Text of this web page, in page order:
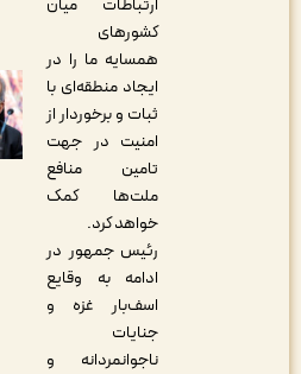
کشورهای
همسایه ما را در
ایجاد منطقه‌ای با
ثبات و برخوردار از
امنیت در جهت
تامین منافع
ملت‌ها کمک
خواهد کرد.
رئیس جمهور در
ادامه به وقایع
اسف‌بار غزه و
ناجوانمردانه و